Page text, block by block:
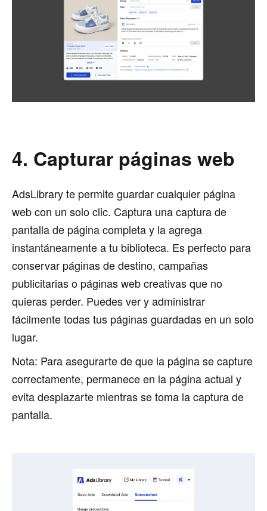
4. Capturar páginas web
AdsLibrary te permite guardar cualquier página
web con un solo clic. Captura una captura de
pantalla de página completa y la agrega
instantáneamente a tu biblioteca. Es perfecto para
conservar páginas de destino, campañas
publicitarias o páginas web creativas que no
quieras perder. Puedes ver y administrar
fácilmente todas tus páginas guardadas en un solo
lugar.
Nota: Para asegurarte de que la página se capture
correctamente, permanece en la página actual y
evita desplazarte mientras se toma la captura de
pantalla.